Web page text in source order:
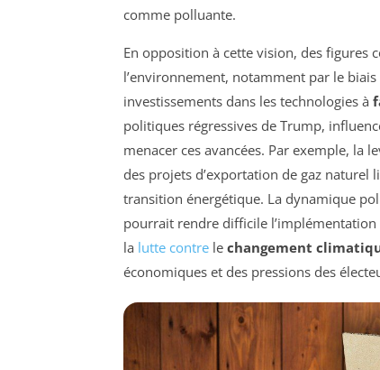
comme polluante.
En opposition à cette vision, des figures
l’environnement, notamment par le biais
investissements dans les technologies à
politiques régressives de Trump,
menacer ces avancées. Par exemple, la
des projets d’exportation de gaz
transition énergétique. La dynamique
pourrait rendre difficile
la lutte contre le changement
économiques et des pressions des